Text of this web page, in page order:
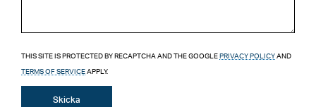
THIS SITE IS PROTECTED BY RECAPTCHA AND THE GOOGLE PRIVACY POLICY AND
TERMS OF SERVICE APPLY.
Skicka